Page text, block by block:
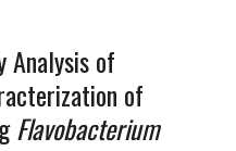
Analysis of
of
Flavobacterium